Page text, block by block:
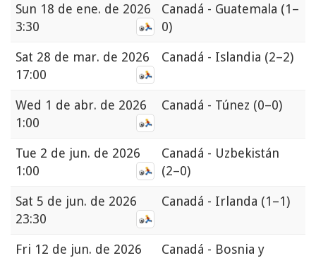
Sun 18 de ene. de 2026
3:30
Canadá - Guatemala (1–
0)
Sat 28 de mar. de 2026
17:00
Canadá - Islandia (2–2)
Wed 1 de abr. de 2026
1:00
Canadá - Túnez (0–0)
Tue 2 de jun. de 2026
1:00
Canadá - Uzbekistán
(2–0)
Sat 5 de jun. de 2026
23:30
Canadá - Irlanda (1–1)
Fri 12 de jun. de 2026
Canadá - Bosnia y